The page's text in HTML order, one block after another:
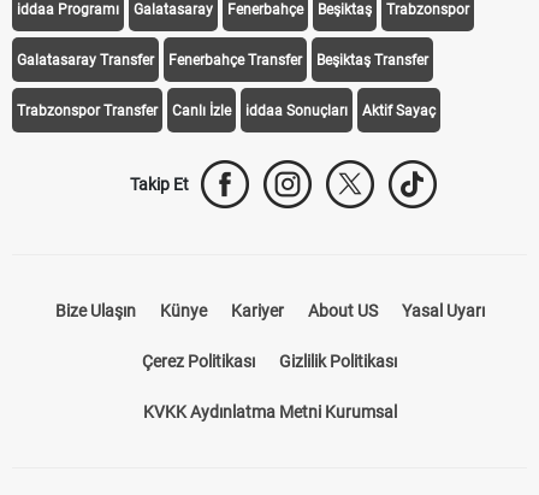
iddaa Programı Galatasaray Fenerbahçe Beşiktaş Trabzonspor
Galatasaray Transfer Fenerbahçe Transfer Beşiktaş Transfer
Trabzonspor Transfer Canlı İzle iddaa Sonuçları Aktif Sayaç
Takip Et
Bize Ulaşın Künye Kariyer About US Yasal Uyarı
Çerez Politikası Gizlilik Politikası
KVKK Aydınlatma Metni Kurumsal